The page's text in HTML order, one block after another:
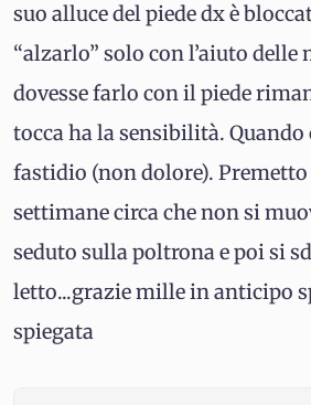
suo alluce del piede dx è
“alzarlo” solo con l’aiuto delle
dovesse farlo con il piede
tocca ha la sensibilità.
fastidio (non dolore). Premetto
settimane circa che non si
seduto sulla poltrona e poi si
letto...grazie mille in anticipo
spiegata